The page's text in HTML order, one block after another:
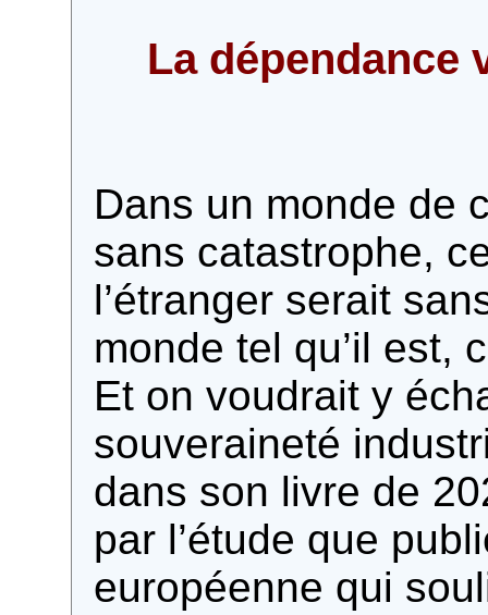
La dépendance
Dans un monde de
sans catastrophe,
l’étranger serait
monde tel qu’il est,
Et on voudrait y
souveraineté
dans son livre de
par l’étude que
européenne qui